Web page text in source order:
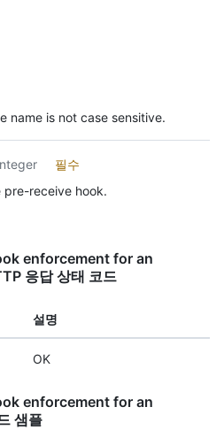
name is not case sensitive.
필수
receive hook.
enforcement for an
응답 상태 코드
설명
OK
enforcement for an
샘플